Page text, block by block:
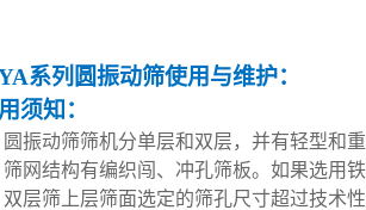
系列圆振动筛使用与维护：
须知：
振动筛筛机分单层和双层，并有轻型和重
网结构有编织闯、冲孔筛板。如果选用
层筛上层筛面选定的筛孔尺寸超过技术